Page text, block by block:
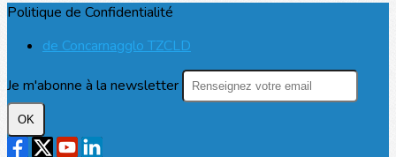
Politique de Confidentialité
de Concarnagglo TZCLD
Je m'abonne à la newsletter
OK